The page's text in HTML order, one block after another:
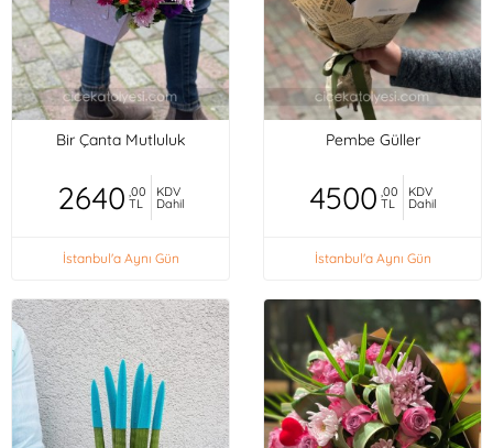
Bir Çanta Mutluluk
2640 ,00
TL
KDV
Dahil
İstanbul'a Aynı Gün
Pembe Güller
4500 ,00
TL
KDV
Dahil
İstanbul'a Aynı Gün